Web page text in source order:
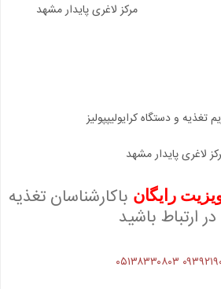
پایدار مشهد
تغذیه و دستگاه کرایولیپپولیز
لاغری پایدار مشهد
رایگان باکارشناسان تغذیه
ارتباط باشید
۰۵۱۳۸۳۳۰۸۰۳